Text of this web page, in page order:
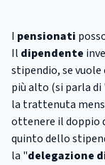
I pensionati
Il dipendente
stipendio, se
più alto (si parla di
la trattenuta
ottenere il doppio
quinto dello
la "delegazione